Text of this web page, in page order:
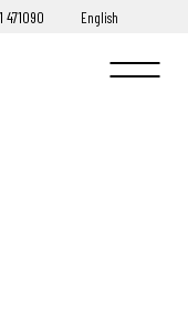
471090 English